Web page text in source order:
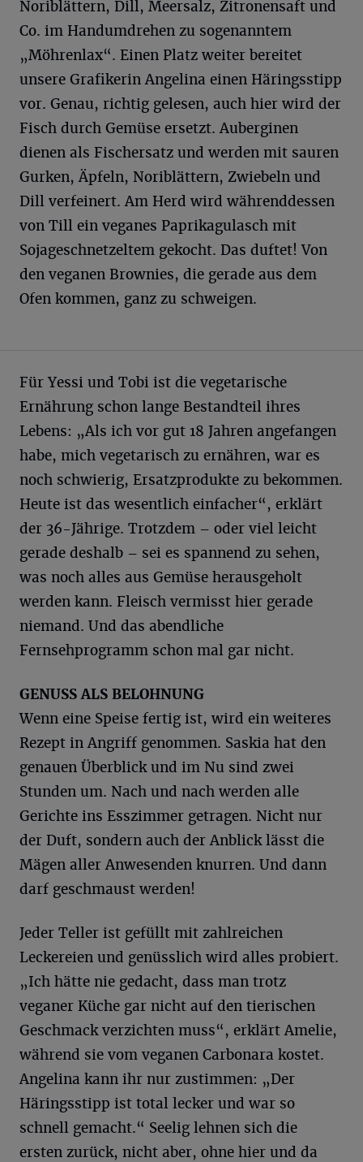
Noriblättern, Dill, Meersalz, Zitronensaft und
Co. im Handumdrehen zu sogenanntem
„Möhrenlax“. Einen Platz weiter bereitet
unsere Grafikerin Angelina einen Häringsstipp
vor. Genau, richtig gelesen, auch hier wird der
Fisch durch Gemüse ersetzt. Auberginen
dienen als Fischersatz und werden mit sauren
Gurken, Äpfeln, Noriblättern, Zwiebeln und
Dill verfeinert. Am Herd wird währenddessen
von Till ein veganes Paprikagulasch mit
Sojageschnetzeltem gekocht. Das duftet! Von
den veganen Brownies, die gerade aus dem
Ofen kommen, ganz zu schweigen.
Für Yessi und Tobi ist die vegetarische
Ernährung schon lange Bestandteil ihres
Lebens: „Als ich vor gut 18 Jahren angefangen
habe, mich vegetarisch zu ernähren, war es
noch schwierig, Ersatzprodukte zu bekommen.
Heute ist das wesentlich einfacher“, erklärt
der 36-Jährige. Trotzdem – oder viel leicht
gerade deshalb – sei es spannend zu sehen,
was noch alles aus Gemüse herausgeholt
werden kann. Fleisch vermisst hier gerade
niemand. Und das abendliche
Fernsehprogramm schon mal gar nicht.
GENUSS ALS BELOHNUNG
Wenn eine Speise fertig ist, wird ein weiteres
Rezept in Angriff genommen. Saskia hat den
genauen Überblick und im Nu sind zwei
Stunden um. Nach und nach werden alle
Gerichte ins Esszimmer getragen. Nicht nur
der Duft, sondern auch der Anblick lässt die
Mägen aller Anwesenden knurren. Und dann
darf geschmaust werden!
Jeder Teller ist gefüllt mit zahlreichen
Leckereien und genüsslich wird alles probiert.
„Ich hätte nie gedacht, dass man trotz
veganer Küche gar nicht auf den tierischen
Geschmack verzichten muss“, erklärt Amelie,
während sie vom veganen Carbonara kostet.
Angelina kann ihr nur zustimmen: „Der
Häringsstipp ist total lecker und war so
schnell gemacht.“ Seelig lehnen sich die
ersten zurück, nicht aber, ohne hier und da